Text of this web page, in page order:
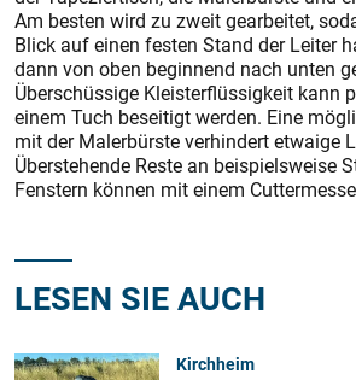
Am besten wird zu zweit gearbeitet,
Blick auf einen festen Stand der Leiter
dann von oben beginnend nach unten
Überschüssige Kleisterflüssigkeit kann
einem Tuch beseitigt werden. Eine
mit der Malerbürste verhindert etwaige
Überstehende Reste an beispielsweise
Fenstern können mit einem
LESEN SIE AUCH
Kirchheim